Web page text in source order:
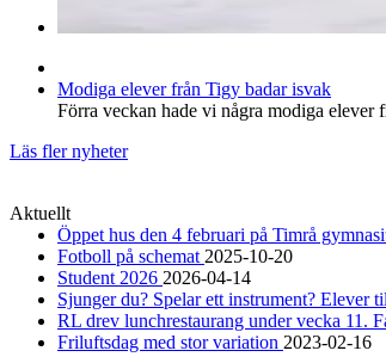
Modiga elever från Tigy badar isvak
Förra veckan hade vi några modiga elever
Läs fler nyheter
Aktuellt
Öppet hus den 4 februari på Timrå
Fotboll på schemat 2025-10-20
Student 2026 2026-04-14
Sjunger du? Spelar ett instrument? Elever
RL drev lunchrestaurang under vecka 11.
Friluftsdag med stor variation 2023-02-16